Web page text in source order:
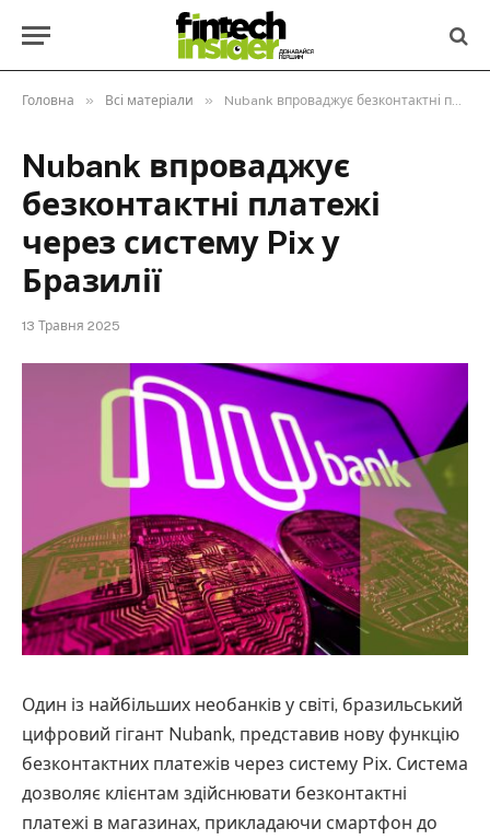
Головна » Всі матеріали » Nubank впроваджує безконтактні платежі через систему Pix у Бразилії
Nubank впроваджує
безконтактні платежі
через систему Pix у
Бразилії
13 Травня 2025
Один із найбільших необанків у світі, бразильський
цифровий гігант Nubank, представив нову функцію
безконтактних платежів через систему Pix. Система
дозволяє клієнтам здійснювати безконтактні
платежі в магазинах, прикладаючи смартфон до